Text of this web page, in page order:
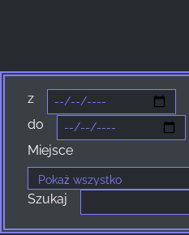
z
do
Miejsce
Szukaj
Provider:
Facebook Ireland Ltd.
Pomiar reklam i marketing
3 miesiące - 1 rok